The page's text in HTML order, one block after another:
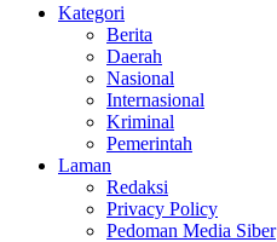
Kategori
Berita
Daerah
Nasional
Internasional
Kriminal
Pemerintah
Laman
Redaksi
Privacy Policy
Pedoman Media Siber